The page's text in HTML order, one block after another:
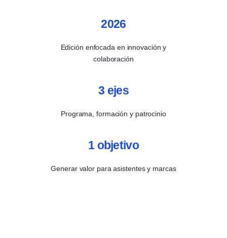
2026
Edición enfocada en innovación y
colaboración
3 ejes
Programa, formación y patrocinio
1 objetivo
Generar valor para asistentes y marcas